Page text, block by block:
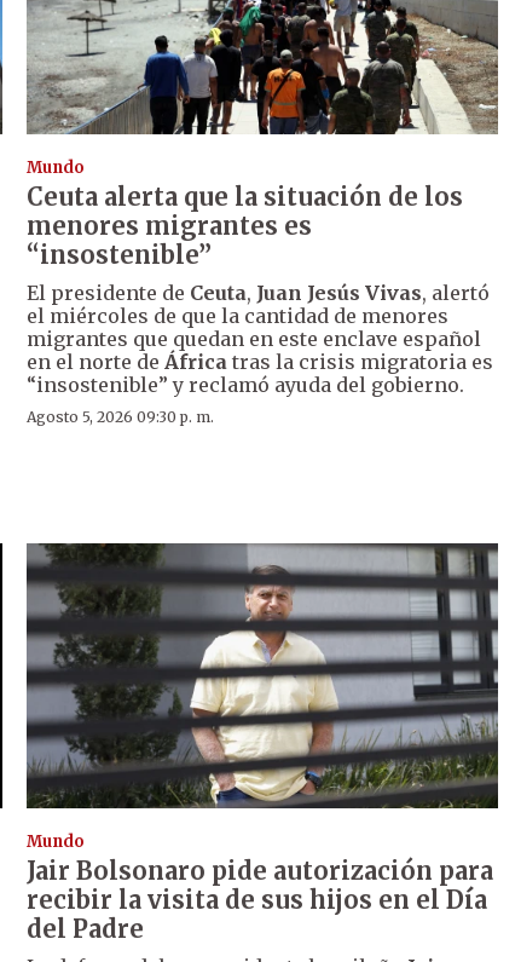
Mundo
Ceuta alerta que la situación de los
menores migrantes es
“insostenible”
El presidente de Ceuta, Juan Jesús Vivas, alertó
el miércoles de que la cantidad de menores
migrantes que quedan en este enclave español
en el norte deÁfrica tras la crisis migratoria es
“insostenible” y reclamó ayuda del gobierno.
Agosto 5, 2026 09:30 p. m.
Mundo
Jair Bolsonaro pide autorización para
recibir la visita de sus hijos en el Día
del Padre